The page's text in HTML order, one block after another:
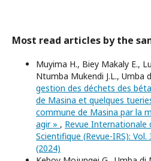
Most read articles by the
Muyima H., Biey Makaly E.,
Ntumba Mukendi J.L., Umba
gestion des déchets des
de Masina et quelques
commune de Masina par la
agir » , Revue Internationale
Scientifique (Revue-IRS):
(2024)